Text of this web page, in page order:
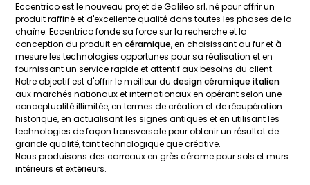
Eccentrico est le nouveau projet de Galileo srl, né pour offrir un
produit raffiné et d'excellente qualité dans toutes les phases de la
chaîne. Eccentrico fonde sa force sur la recherche et la
conception du produit encéramique, en choisissant au fur et à
mesure les technologies opportunes pour sa réalisation et en
fournissant un service rapide et attentif aux besoins du client.
Notre objectif est d'offrir le meilleur dudesign céramique italien
aux marchés nationaux et internationaux en opérant selon une
conceptualité illimitée, en termes de création et de récupération
historique, en actualisant les signes antiques et en utilisant les
technologies de façon transversale pour obtenir un résultat de
grande qualité, tant technologique que créative.
Nous produisons des carreaux en grès cérame pour sols et murs
intérieurs et extérieurs.